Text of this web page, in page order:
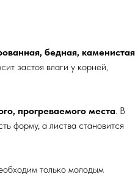
бедная, каменистая
застоя влаги у корней,
прогреваемого места. В
форму, а листва становится
только молодым